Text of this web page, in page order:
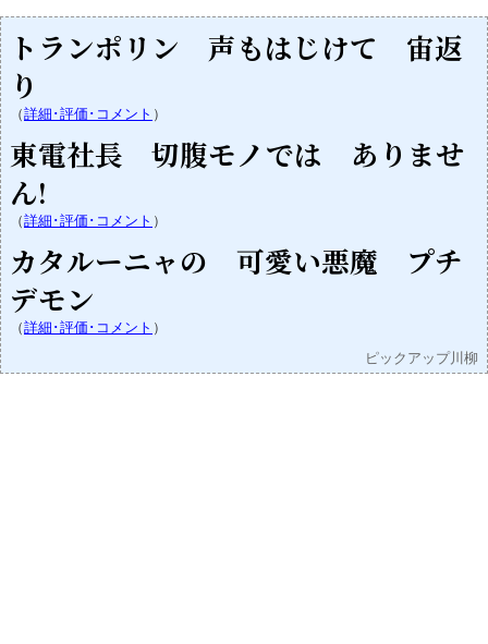
トランポリン 声もはじけて 宙返
り
（詳細･評価･コメント ）
東電社長 切腹モノでは ありませ
ん!
（詳細･評価･コメント ）
カタルーニャの 可愛い悪魔 プチ
デモン
（詳細･評価･コメント ）
ピックアップ川柳